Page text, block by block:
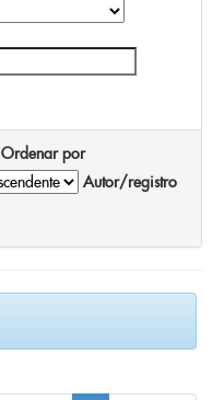
Ordenar por
Autor/registro